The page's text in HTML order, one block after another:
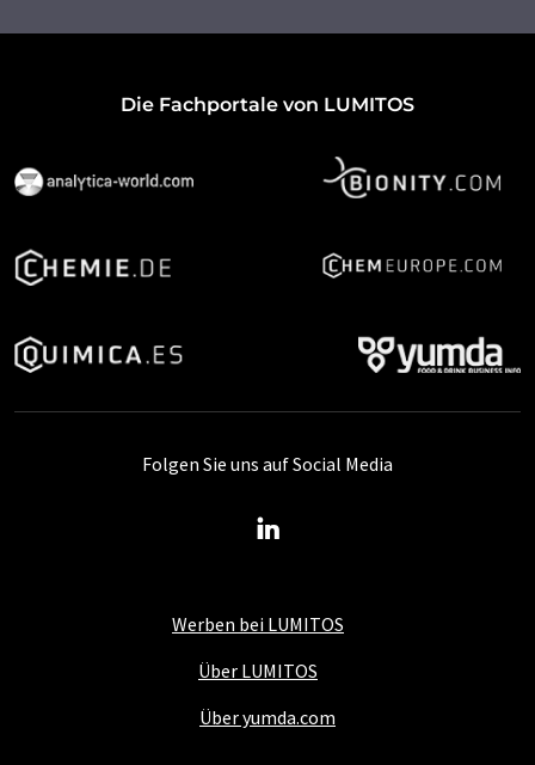
Die Fachportale von LUMITOS
Werben bei LUMITOS
Über LUMITOS
Über yumda.com
Folgen Sie uns auf Social Media